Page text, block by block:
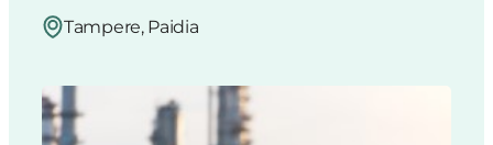
Tampere, Paidia